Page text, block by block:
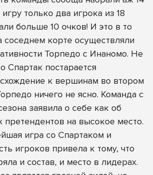
только два игрока из 18
больше 10 очков! И это в то
соседнем корте осуществляли
Торпедо с Инаномо. Не
Спартак постарается
к вершинам во втором
ничего не ясно. Команда с
заявила о себе как об
на высокое место.
игра со Спартаком и
игроков привела к тому, что
и состав, и место в лидерах.